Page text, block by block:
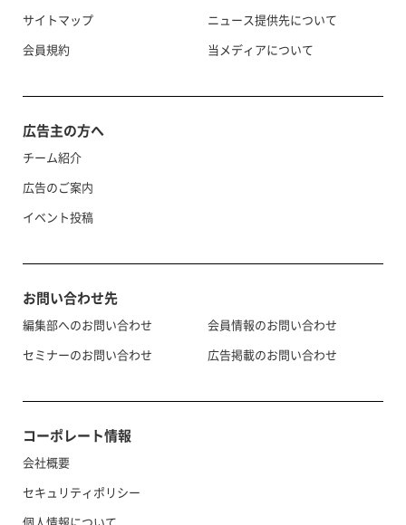
サイトマップ
会員規約
ニュース提供先について
当メディアについて
広告主の方へ
チーム紹介
広告のご案内
イベント投稿
お問い合わせ先
編集部へのお問い合わせ
セミナーのお問い合わせ
会員情報のお問い合わせ
広告掲載のお問い合わせ
コーポレート情報
会社概要
セキュリティポリシー